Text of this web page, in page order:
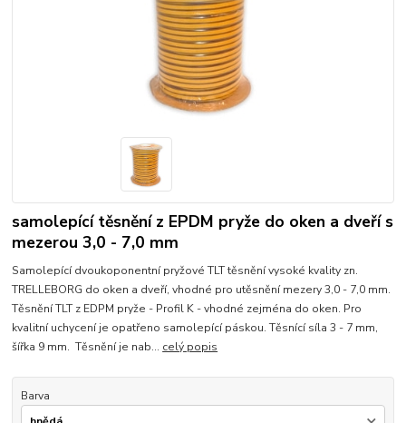
samolepící těsnění z EPDM pryže do oken a dveří s
mezerou 3,0 - 7,0 mm
Samolepící dvoukoponentní pryžové TLT těsnění vysoké kvality zn.
TRELLEBORG do oken a dveří, vhodné pro utěsnění mezery 3,0 - 7,0 mm.
Těsnění TLT z EDPM pryže - Profil K - vhodné zejména do oken. Pro
kvalitní uchycení je opatřeno samolepící páskou. Těsnící síla 3 - 7 mm,
šířka 9 mm. Těsnění je nab... celý popis
Barva